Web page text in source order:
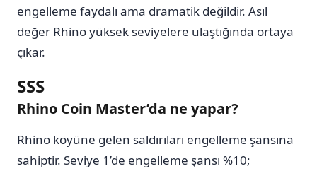
engelleme faydalı ama dramatik değildir. Asıl
değer Rhino yüksek seviyelere ulaştığında ortaya
çıkar.
SSS
Rhino Coin Master’da ne yapar?
Rhino köyüne gelen saldırıları engelleme şansına
sahiptir. Seviye 1’de engelleme şansı %10;